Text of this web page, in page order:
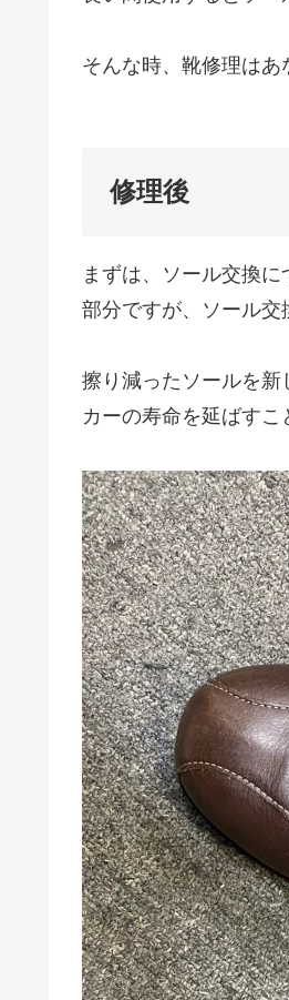
そんな時、靴修理はあ
修理後
まずは、ソール交換
部分ですが、ソール交
擦り減ったソールを
カーの寿命を延ばすこ